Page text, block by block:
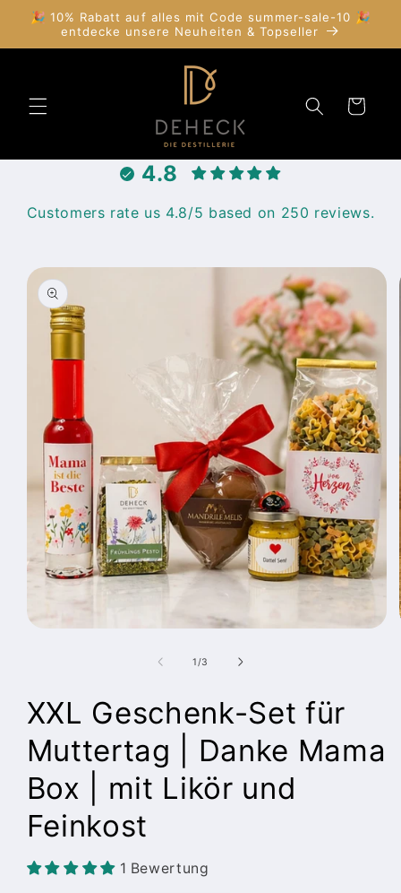
zum
Inhalt
🎉 10% Rabatt auf alles mit Code summer-sale-10 🎉
entdecke unsere Neuheiten & Topseller
Warenkorb
4.8
Customers rate us 4.8/5 based on 250 reviews.
1/von
3
XXL Geschenk-Set für
Muttertag | Danke Mama
Box | mit Likör und
Feinkost
1 Bewertung